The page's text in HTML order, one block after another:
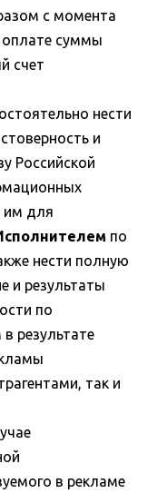
с момента
оплате суммы
счет
нести
и
Российской
им для
по
нести полную
и результаты
по
результате
так и
в рекламе